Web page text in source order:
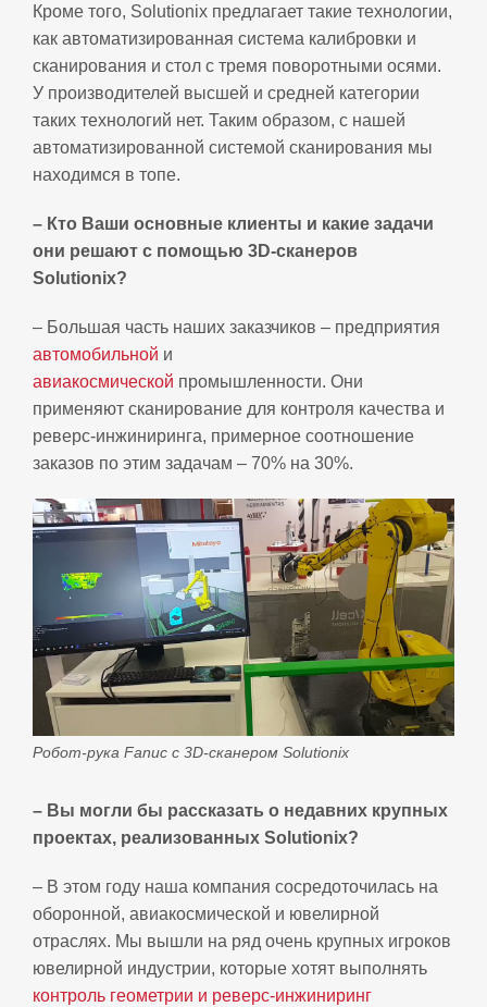
Кроме того, Solutionix предлагает такие технологии,
как автоматизированная система калибровки и
сканирования и стол с тремя поворотными осями.
У производителей высшей и средней категории
таких технологий нет. Таким образом, с нашей
автоматизированной системой сканирования мы
находимся в топе.
– Кто Ваши основные клиенты и какие задачи
они решают с помощью 3D-сканеров
Solutionix?
– Большая часть наших заказчиков – предприятия
автомобильной и
авиакосмической промышленности. Они
применяют сканирование для контроля качества и
реверс-инжиниринга, примерное соотношение
заказов по этим задачам – 70% на 30%.
Робот-рука Fanuc с 3D-сканером Solutionix
– Вы могли бы рассказать о недавних крупных
проектах, реализованных Solutionix?
– В этом году наша компания сосредоточилась на
оборонной, авиакосмической и ювелирной
отраслях. Мы вышли на ряд очень крупных игроков
ювелирной индустрии, которые хотят выполнять
контроль геометрии и реверс-инжиниринг